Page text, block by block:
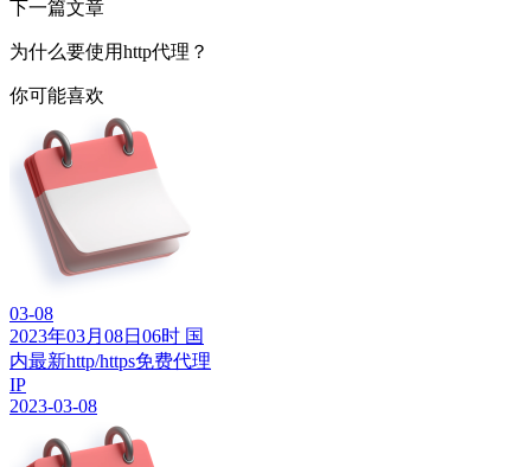
下一篇文章
为什么要使用http代理？
你可能喜欢
03-08
2023年03月08日06时 国
内最新http/https免费代理
IP
2023-03-08